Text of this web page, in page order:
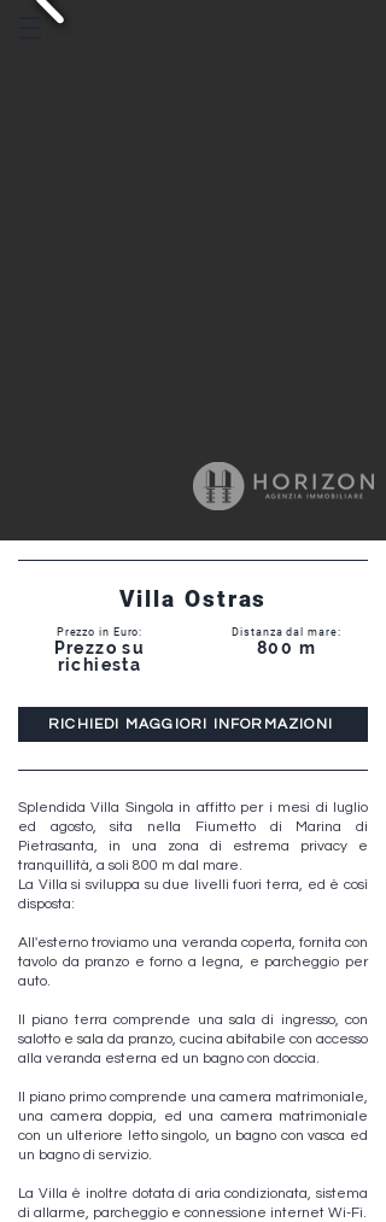
Villa Ostras
Prezzo in Euro:
Prezzo su
richiesta
Distanza dal mare:
800 m
RICHIEDI MAGGIORI INFORMAZIONI
Splendida Villa Singola in affitto per i mesi di luglio
ed agosto, sita nella Fiumetto di Marina di
Pietrasanta, in una zona di estrema privacy e
tranquillità, a soli 800 m dal mare.
La Villa si sviluppa su due livelli fuori terra, ed è così
disposta:
All'esterno troviamo una veranda coperta, fornita con
tavolo da pranzo e forno a legna, e parcheggio per
auto.
Il piano terra comprende una sala di ingresso, con
salotto e sala da pranzo, cucina abitabile con accesso
alla veranda esterna ed un bagno con doccia.
Il piano primo comprende una camera matrimoniale,
una camera doppia, ed una camera matrimoniale
con un ulteriore letto singolo, un bagno con vasca ed
un bagno di servizio.
La Villa è inoltre dotata di aria condizionata, sistema
di allarme, parcheggio e connessione internet Wi-Fi.